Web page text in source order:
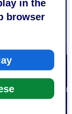
in the
browser